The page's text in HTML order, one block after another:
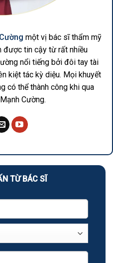
một vị bác sĩ thẩm mỹ
được tin cậy từ rất nhiều
nổi tiếng bởi đôi tay tài
kiệt tác kỳ diệu. Mọi khuyết
có thể thành công khi qua
Cường.
TỪ BÁC SĨ